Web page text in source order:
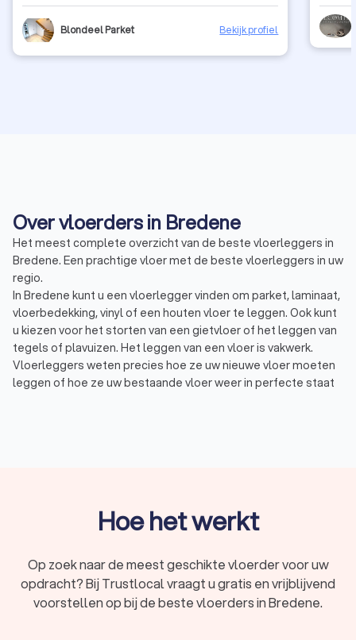
Blondeel Parket Bekijk profiel
Over vloerders in Bredene
Het meest complete overzicht van de beste vloerleggers in
Bredene. Een prachtige vloer met de beste vloerleggers in uw
regio.
In Bredene kunt u een vloerlegger vinden om parket, laminaat,
vloerbedekking, vinyl of een houten vloer te leggen. Ook kunt
u kiezen voor het storten van een gietvloer of het leggen van
tegels of plavuizen. Het leggen van een vloer is vakwerk.
Vloerleggers weten precies hoe ze uw nieuwe vloer moeten
leggen of hoe ze uw bestaande vloer weer in perfecte staat
diktes, breedtes, en kleuren en u kunt kiezen uit onder
vloer.
PVC, zeil of vinyl: PVC, zeil, of vinyl vloeren zijn allerlei
vormen van een kunststof vloer. Deze vloeren zijn
Hoe het werkt
Op zoek naar de meest geschikte vloerder voor uw
opdracht? Bij Trustlocal vraagt u gratis en vrijblijvend
voorstellen op bij de beste vloerders in Bredene.